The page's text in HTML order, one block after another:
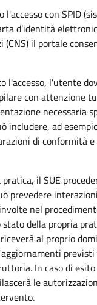
con SPID
d’identità
(CNS) il portale
l'accesso, l'utente
con attenzione
necessaria
includere, ad
di conformità
il SUE
prevedere
nel
della propria
al proprio
In caso di
le